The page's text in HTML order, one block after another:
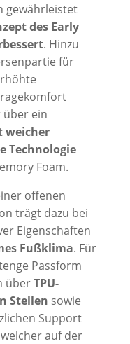
gewährleistet
des Early
. Hinzu
für
ein
weicher
Technologie
Foam.
offenen
trägt dazu bei
Eigenschaften
Fußklima. Für
Passform
überTPU-
Stellen sowie
Support
auf der